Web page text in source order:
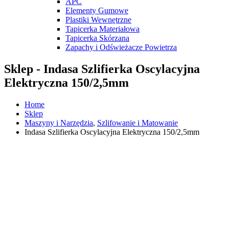
Elementy Gumowe
Plastiki Wewnętrzne
Tapicerka Materiałowa
Tapicerka Skórzana
Zapachy i Odświeżacze Powietrza
Sklep - Indasa Szlifierka Oscylacyjna
Elektryczna 150/2,5mm
Home
Sklep
Maszyny i Narzędzia, Szlifowanie i Matowanie
Indasa Szlifierka Oscylacyjna Elektryczna 150/2,5mm